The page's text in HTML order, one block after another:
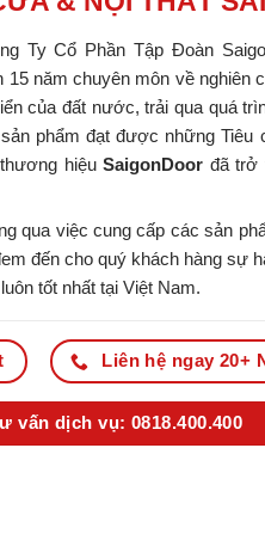
Ty Cổ Phần Tập Đoàn
năm chuyên môn về nghiên
của đất nước, trải qua quá
phẩm đạt được những Tiêu
hiệuSaigonDoor đã trở
qua việc cung cấp các sản
đến cho quý khách hàng sự
tốt nhất tại Việt Nam.
Liên hệ ngay 20+
vấn dịch vụ: 0818.400.400